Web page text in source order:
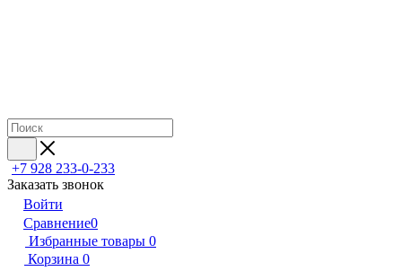
+7 928 233-0-233
Заказать звонок
Войти
Сравнение0
Избранные товары 0
Корзина 0